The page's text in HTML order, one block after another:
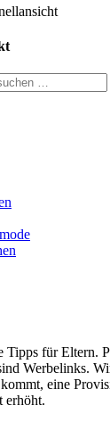
Tipps für Eltern.
Werbelinks.
eine
erhöht.